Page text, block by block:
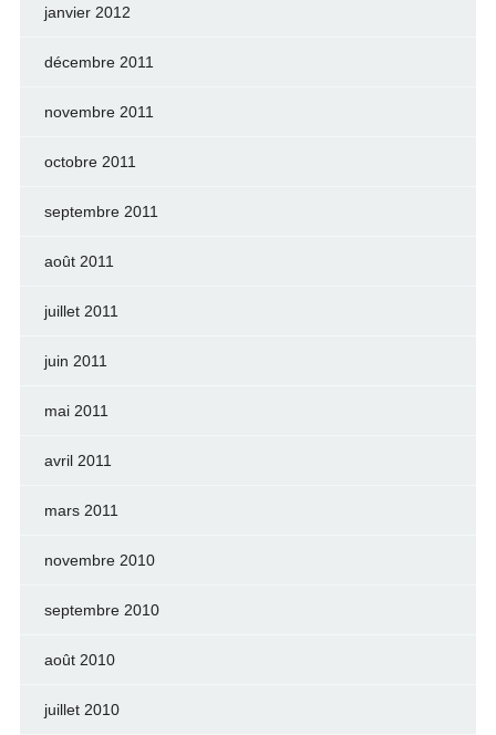
janvier 2012
décembre 2011
novembre 2011
octobre 2011
septembre 2011
août 2011
juillet 2011
juin 2011
mai 2011
avril 2011
mars 2011
novembre 2010
septembre 2010
août 2010
juillet 2010